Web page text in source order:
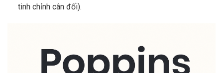
tinh chỉnh cân đối).